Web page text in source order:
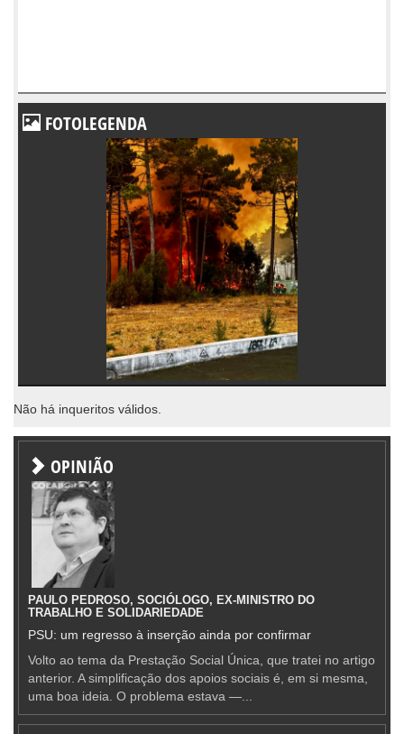
FOTOLEGENDA
Não há inqueritos válidos.
OPINIÃO
PAULO PEDROSO, SOCIÓLOGO, EX-MINISTRO DO
TRABALHO E SOLIDARIEDADE
PSU: um regresso à inserção ainda por confirmar
Volto ao tema da Prestação Social Única, que tratei no artigo
anterior. A simplificação dos apoios sociais é, em si mesma,
uma boa ideia. O problema estava —...